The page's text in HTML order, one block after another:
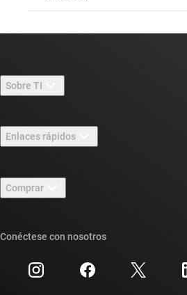
Sobre TI
Carreras laborales
Sala de redacción
Eventos
Relaciones con los inversionistas
Enlaces rápidos
Foros de soporte de diseño de TI E2E™
Búsqueda de referencias cruzadas
Centro de atención al cliente
Comprar
Conéctese con nosotros